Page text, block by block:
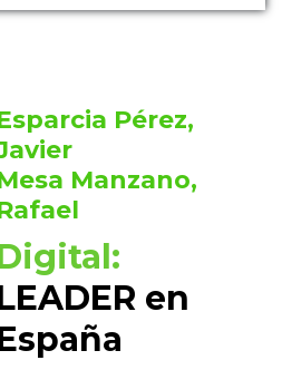
Pérez,
Manzano,
en